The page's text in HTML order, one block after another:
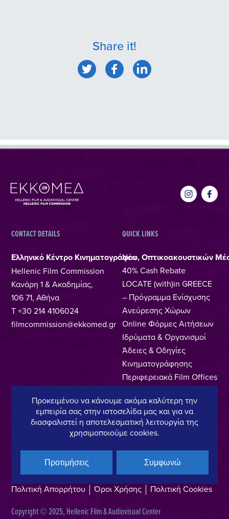
Share it!
CONTACT DETAILS
Ελληνικό Κέντρο Κινηματογράφου, Οπτικοακουστικών
Hellenic Film Commission
Κανάρη 1 & Ακαδημίας,
106 71, Αθήνα
T +30 214 4106024
filmcommission@ekkomed.gr
QUICK LINKS
Νέα
40% Cash Rebate
LOCATE (with)in GREECE
– Πρόγραμμα Ενίσχυσης
Ανεύρεσης Χώρων
Online Φόρμες Αιτήσεων
Ιδρύματα & Οργανισμοί
Άδειες & Οδηγίες
Κινηματογράφησης
Περιφερειακά Film Offices
Locations
Made In Greece
Greek Facts
Πολιτική Απορρήτου Όροι Χρήσης Πολιτική Cookies
Copyright © 2025, Hellenic Film & Audiovisual Center
Προκειμένου να κάνουμε ακόμα καλύτερη την
εμπειρία σας στην ιστοσελίδα μας και για να
διασφαλιστεί η αποτελεσματική λειτουργία της
χρησιμοποιούμε cookies.
Προτιμήσεις Συμφωνώ